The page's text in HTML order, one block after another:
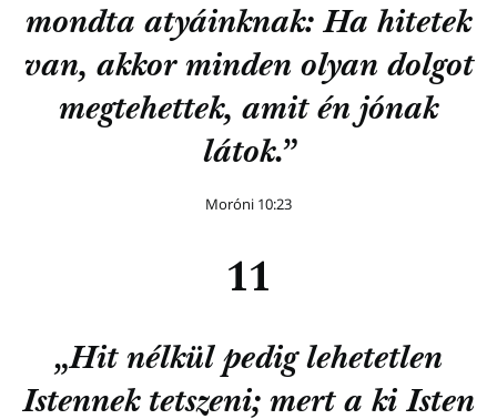
mondta atyáinknak: Ha hitetek
van, akkor minden olyan dolgot
megtehettek, amit én jónak
látok.”
Moróni 10:23
11
„Hit nélkül pedig lehetetlen
Istennek tetszeni; mert a ki Isten